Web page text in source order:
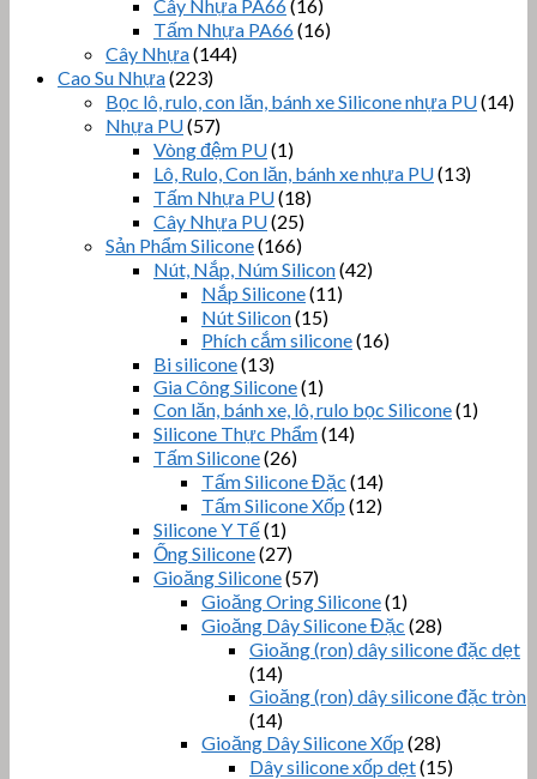
Cây Nhựa PA66(16)
Tấm Nhựa PA66(16)
Cây Nhựa(144)
Cao Su Nhựa(223)
Bọc lô, rulo, con lăn, bánh xe Silicone nhựa PU(14)
Nhựa PU(57)
Vòng đệm PU(1)
Lô, Rulo, Con lăn, bánh xe nhựa PU(13)
Tấm Nhựa PU(18)
Cây Nhựa PU(25)
Sản Phẩm Silicone(166)
Nút, Nắp, Núm Silicon(42)
Nắp Silicone(11)
Nút Silicon(15)
Phích cắm silicone(16)
Bi silicone(13)
Gia Công Silicone(1)
Con lăn, bánh xe, lô, rulo bọc Silicone(1)
Silicone Thực Phẩm(14)
Tấm Silicone(26)
Tấm Silicone Đặc (14)
Tấm Silicone Xốp (12)
Silicone Y Tế(1)
Ống Silicone(27)
Gioăng Silicone(57)
Gioăng Oring Silicone(1)
Gioăng Dây Silicone Đặc (28)
Gioăng (ron) dây silicone đặc dẹt
(14)
Gioăng (ron) dây silicone đặc tròn
(14)
Gioăng Dây Silicone Xốp (28)
Dây silicone xốp dẹt(15)